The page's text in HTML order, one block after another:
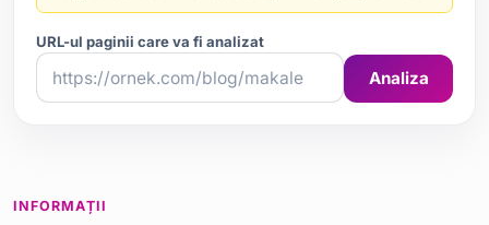
URL-ul paginii care va fi analizat
Analiza
INFORMAȚII